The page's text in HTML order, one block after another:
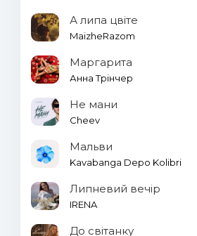
А липа цвіте
MaizheRazom
Маргарита
Анна Трінчер
Не мани
Cheev
Мальви
Kavabanga Depo Kolibri
Липневий вечір
IRENA
До світанку